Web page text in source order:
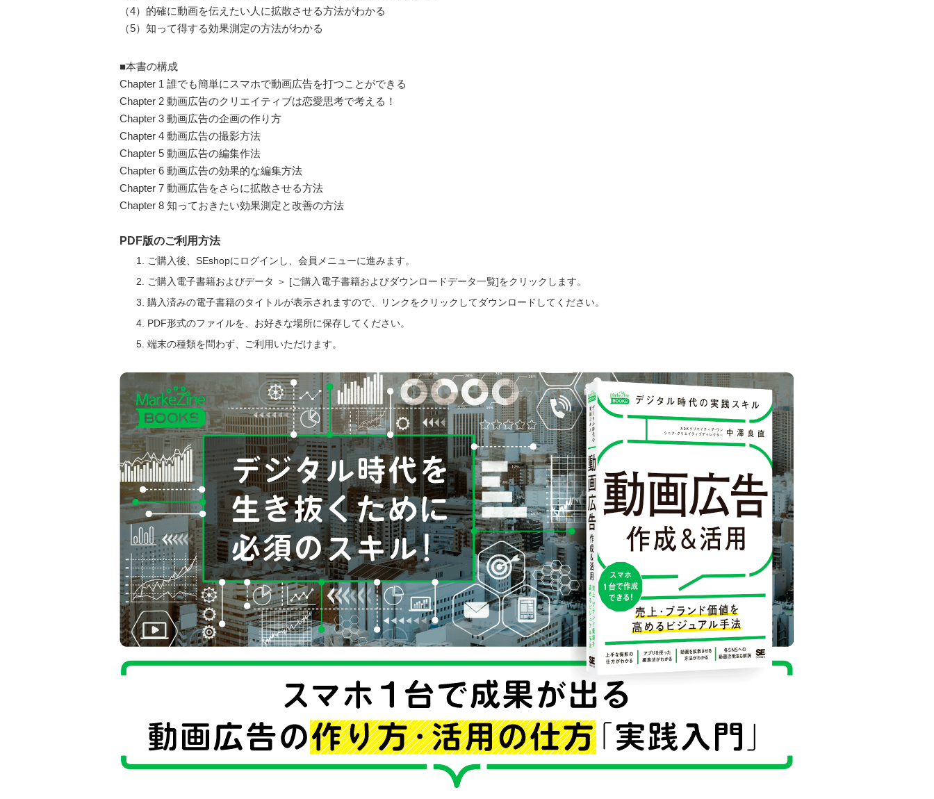
（4）的確に動画を伝えたい人に拡散させる方法がわかる
（5）知って得する効果測定の方法がわかる
■本書の構成
Chapter 1 誰でも簡単にスマホで動画広告を打つことができる
Chapter 2 動画広告のクリエイティブは恋愛思考で考える！
Chapter 3 動画広告の企画の作り方
Chapter 4 動画広告の撮影方法
Chapter 5 動画広告の編集作法
Chapter 6 動画広告の効果的な編集方法
Chapter 7 動画広告をさらに拡散させる方法
Chapter 8 知っておきたい効果測定と改善の方法
PDF版のご利用方法
ご購入後、SEshopにログインし、会員メニューに進みます。
ご購入電子書籍およびデータ ＞ [ご購入電子書籍およびダウンロードデータ一覧]をクリックします。
購入済みの電子書籍のタイトルが表示されますので、リンクをクリックしてダウンロードしてください。
PDF形式のファイルを、お好きな場所に保存してください。
端末の種類を問わず、ご利用いただけます。